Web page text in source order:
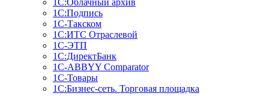
1С:Облачный архив
1С:Подпись
1С-Такском
1С:ИТС Отраслевой
1С-ЭТП
1С:ДиректБанк
1C-ABBYY Comparator
1С-Товары
1С:Бизнес-сеть. Торговая площадка